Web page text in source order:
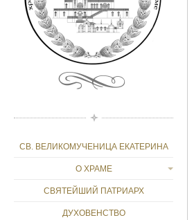
СВ. ВЕЛИКОМУЧЕНИЦА ЕКАТЕРИНА
О ХРАМЕ
СВЯТЕЙШИЙ ПАТРИАРХ
ДУХОВЕНСТВО